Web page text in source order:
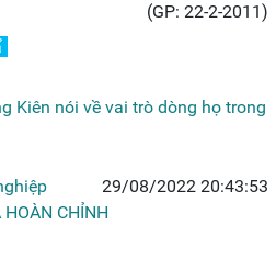
(GP: 22-2-2011)
Kiên nói về vai trò dòng họ trong
29/08/2022 20:43:53
HOÀN CHỈNH